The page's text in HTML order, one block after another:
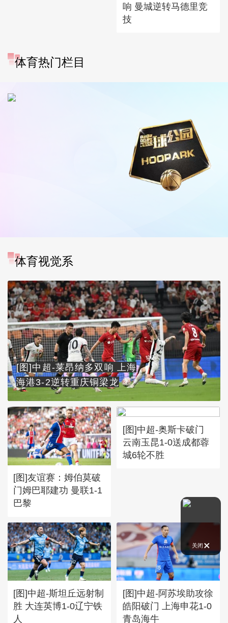
关闭
响 曼城逆转马德里竞
技
体育热门栏目
体育视觉系
[图]中超-莱昂纳多双响 上海
海港3-2逆转重庆铜梁龙
[图]友谊赛：姆伯莫破
门姆巴耶建功 曼联1-1
巴黎
[图]中超-奥斯卡破门
云南玉昆1-0送成都蓉
城6轮不胜
[图]中超-斯坦丘远射制
胜 大连英博1-0辽宁铁
人
[图]中超-阿苏埃助攻徐
皓阳破门 上海申花1-0
青岛海牛